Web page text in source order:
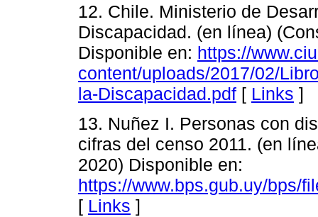
12. Chile. Ministerio de
Discapacidad. (en línea)
Disponible en: https://
content/uploads/2017/02/
la-Discapacidad.pdf [ Links ]
13. Nuñez I. Personas con
cifras del censo 2011. (en
2020) Disponible en:
https://www.bps.gub.uy/bps/
[ Links ]